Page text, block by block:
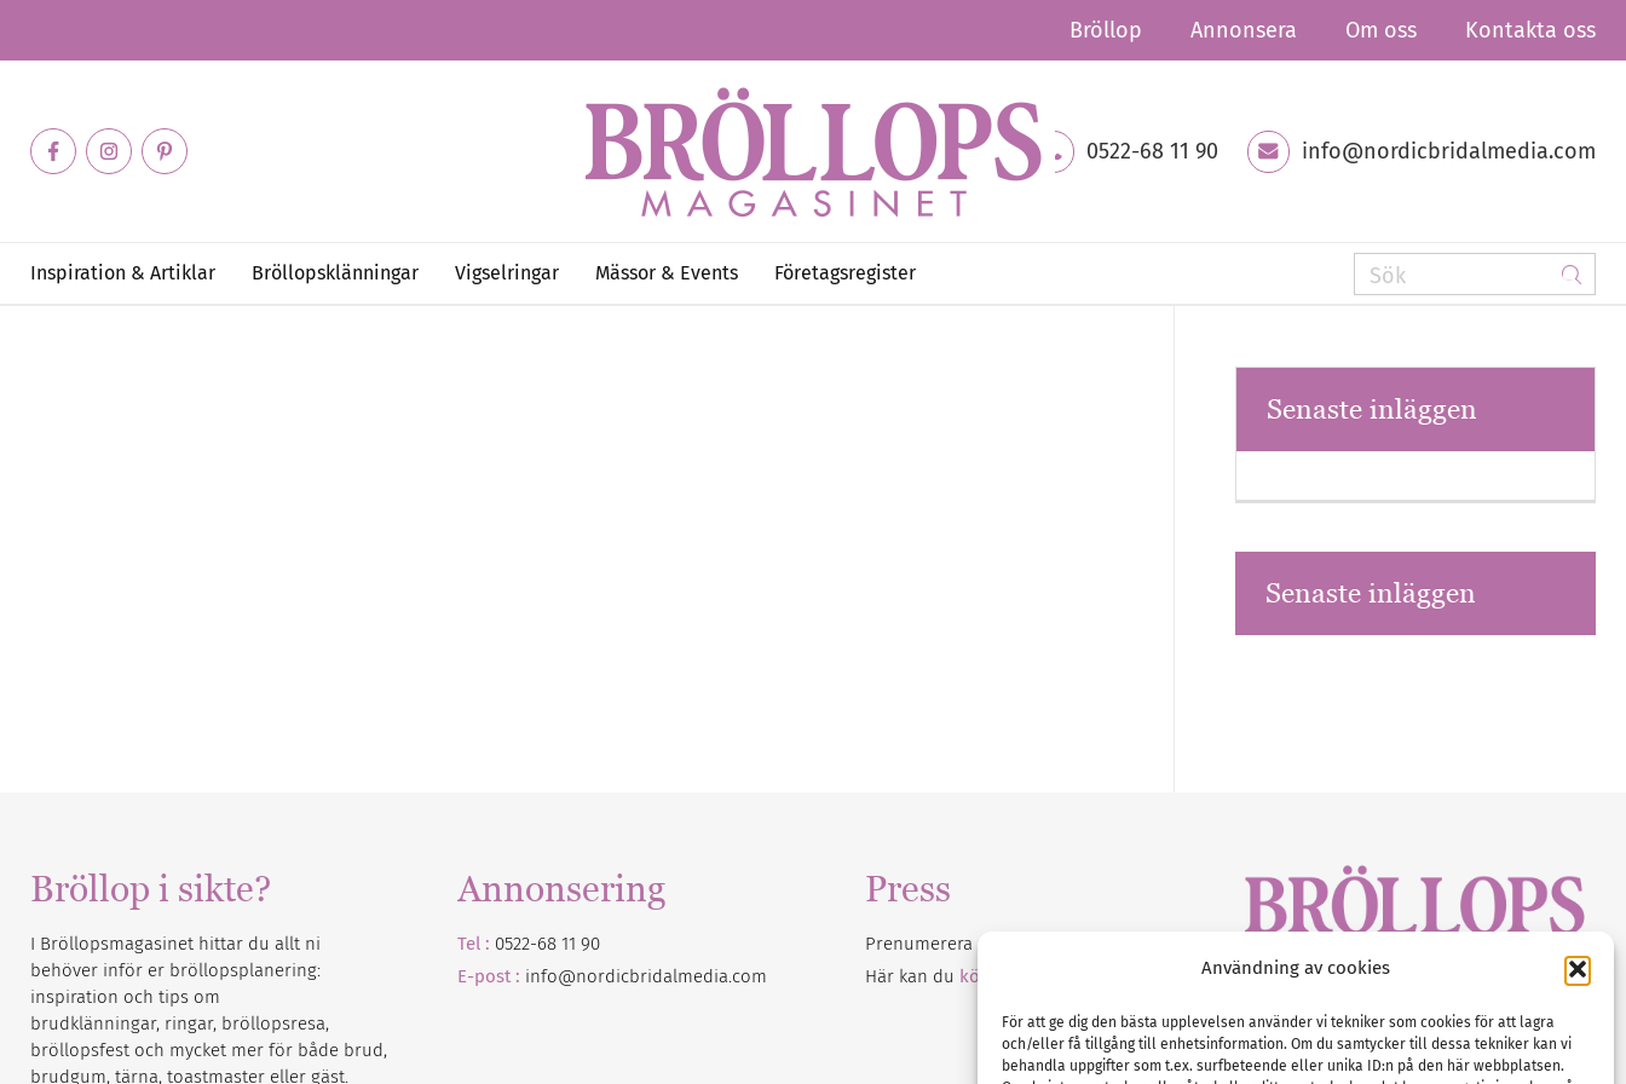
Användning av cookies
För att ge dig den bästa upplevelsen använder vi tekniker som cookies för att lagra
och/eller få tillgång till enhetsinformation. Om du samtycker till dessa tekniker kan vi
behandla uppgifter som t.ex. surfbeteende eller unika ID:n på den här webbplatsen.
Bröllop Annonsera Om oss Kontakta oss
0522-68 11 90 info@nordicbridalmedia.com
Inspiration & Artiklar Bröllopsklänningar Vigselringar Mässor & Events Företagsregister
Senaste inläggen
Senaste inläggen
Bröllop i sikte?
I Bröllopsmagasinet hittar du allt ni
behöver inför er bröllopsplanering:
inspiration och tips om
brudklänningar, ringar, bröllopsresa,
bröllopsfest och mycket mer för både brud,
brudgum, tärna, toastmaster eller gäst.
Annonsering
Tel : 0522-68 11 90
E-post : info@nordicbridalmedia.com
Press
Prenumerera på vårt
Här kan du köpa Bröllopsmagasinet
Tel :0522-68 11 90
E-post:info@nordicbridalmedia.com